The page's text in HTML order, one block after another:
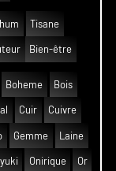
Tisane
Bien-être
Boheme Bois
Cuir Cuivre
Gemme Laine
Onirique Or